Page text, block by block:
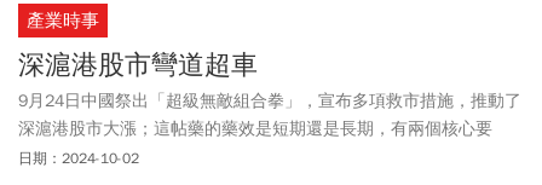
產業時事
深滬港股市彎道超車
9月24日中國祭出「超級無敵組合拳」，宣布多項救市措施，推動了
深滬港股市大漲；這帖藥的藥效是短期還是長期，有兩個核心要
看：基本面、中國的重量級企業。
日期：2024-10-02